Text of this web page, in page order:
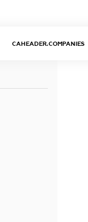
CAHEADER.COMPANIES